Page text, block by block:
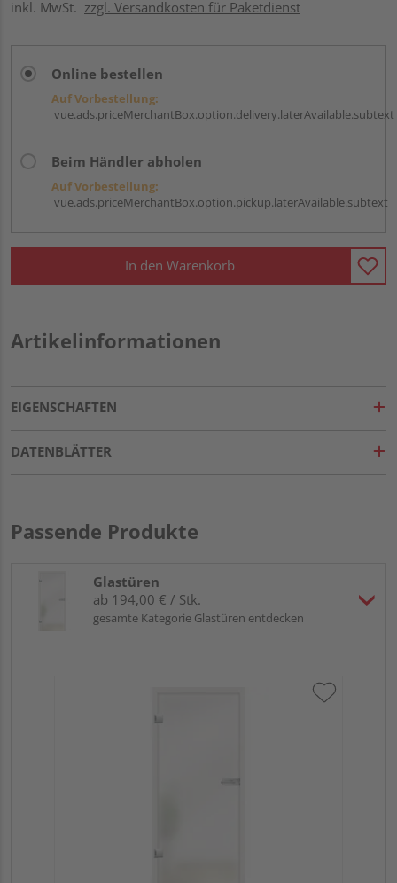
inkl. MwSt. zzgl. Versandkosten für Paketdienst
Online bestellen
Auf Vorbestellung:
vue.ads.priceMerchantBox.option.delivery.laterAvailable.subtext
Beim Händler abholen
Auf Vorbestellung:
vue.ads.priceMerchantBox.option.pickup.laterAvailable.subtext
In den Warenkorb
Artikelinformationen
EIGENSCHAFTEN
DATENBLÄTTER
Passende Produkte
Glastüren
ab 194,00 € / Stk.
gesamte Kategorie Glastüren entdecken